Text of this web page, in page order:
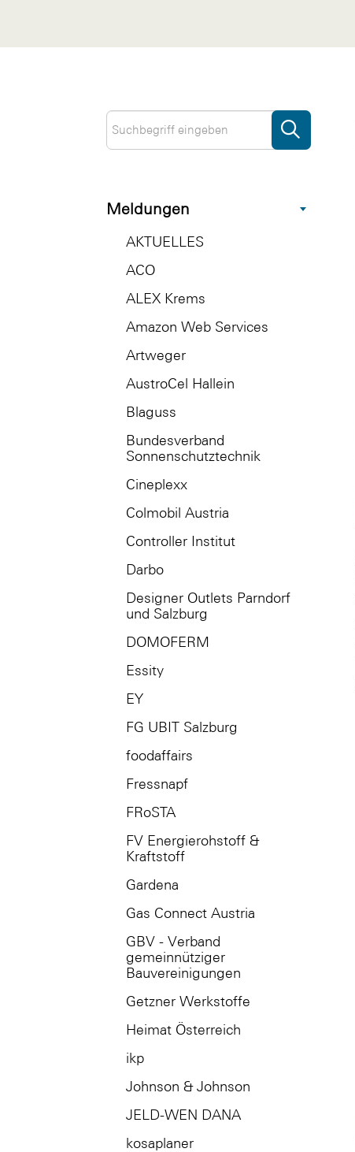
Meldungen
AKTUELLES
ACO
ALEX Krems
Amazon Web Services
Artweger
AustroCel Hallein
Blaguss
Bundesverband
Sonnenschutztechnik
Cineplexx
Colmobil Austria
Controller Institut
Darbo
Designer Outlets Parndorf
und Salzburg
DOMOFERM
Essity
EY
FG UBIT Salzburg
foodaffairs
Fressnapf
FRoSTA
FV Energierohstoff &
Kraftstoff
Gardena
Gas Connect Austria
GBV - Verband
gemeinnütziger
Bauvereinigungen
Getzner Werkstoffe
Heimat Österreich
ikp
Johnson & Johnson
JELD-WEN DANA
kosaplaner